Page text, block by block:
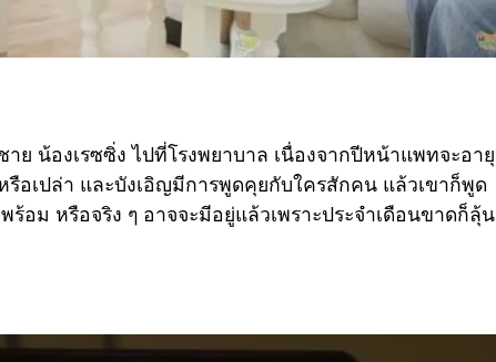
ย น้องเรซซิ่ง ไปที่โรงพยาบาล เนื่องจากปีหน้าแพทจะอายุ
อเปล่า และบังเอิญมีการพูดคุยกับใครสักคน แล้วเขาก็พูด
อม หรือจริง ๆ อาจจะมีอยู่แล้วเพราะประจำเดือนขาดก็ลุ้น